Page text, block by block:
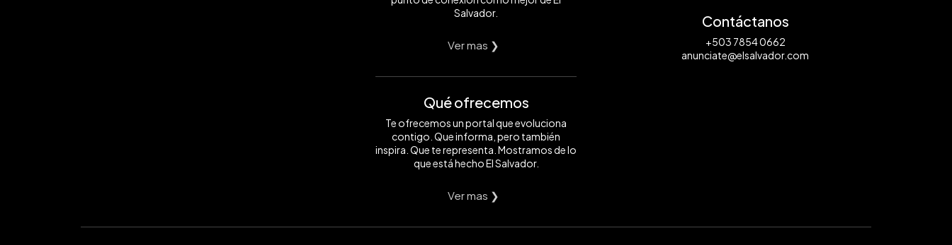
Salvador.
Ver mas ❯
Qué ofrecemos
Te ofrecemos un portal que evoluciona
contigo. Que informa, pero también
inspira. Que te representa. Mostramos de lo
que está hecho El Salvador.
Ver mas ❯
Contáctanos
+503 7854 0662
anunciate@elsalvador.com